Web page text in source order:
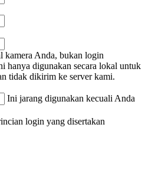
kamera Anda, bukan login
hanya digunakan secara lokal untuk
tidak dikirim ke server kami.
Ini jarang digunakan kecuali Anda
login yang disertakan